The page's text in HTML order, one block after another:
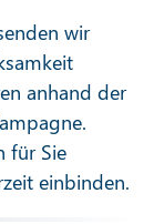
wir
anhand der
für Sie
einbinden.